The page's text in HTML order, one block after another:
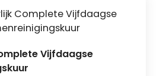
Vijfdaagse